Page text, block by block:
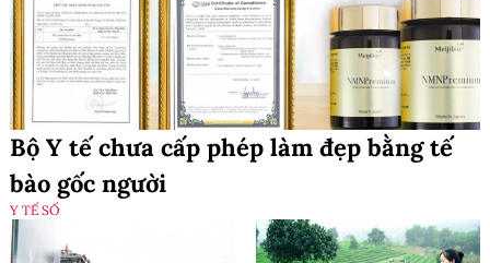
Bộ Y tế chưa cấp phép làm đẹp bằng tế
bào gốc người
Y TẾ SỐ